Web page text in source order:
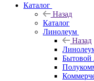
Каталог
Назад
Каталог
Линолеум
Назад
Бытовой